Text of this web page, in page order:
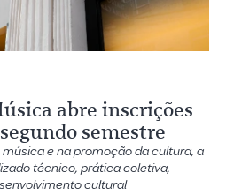
abre inscrições
semestre
e na promoção da cultura, a
técnico, prática coletiva,
cultural